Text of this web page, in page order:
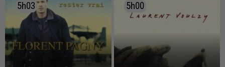
5h03
5h03 5h00
5h00